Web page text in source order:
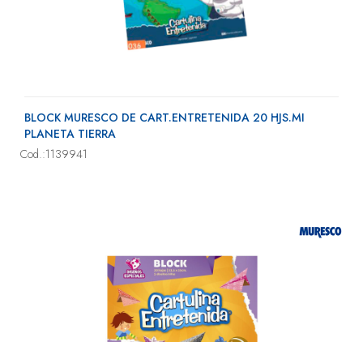
BLOCK MURESCO DE CART.ENTRETENIDA 20 HJS.MI
PLANETA TIERRA
Cod.:1139941